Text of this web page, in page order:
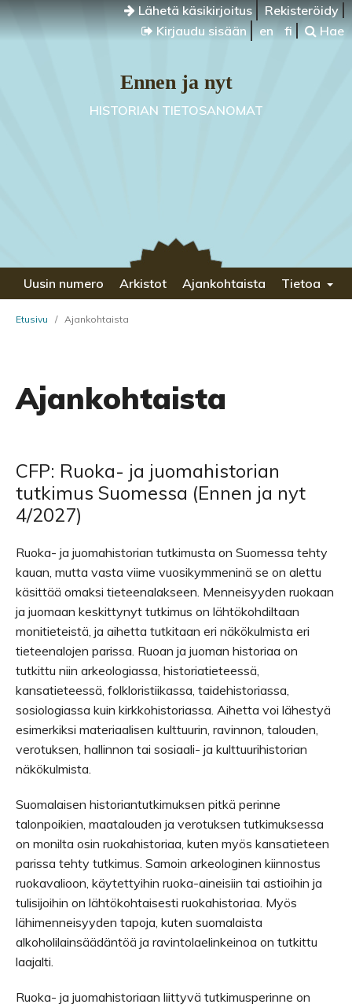
Lähetä käsikirjoitus
Rekisteröidy
Kirjaudu sisään
en fi Hae
Ennen ja nyt
HISTORIAN TIETOSANOMAT
Uusin numero Arkistot Ajankohtaista Tietoa
Etusivu / Ajankohtaista
Ajankohtaista
CFP: Ruoka- ja juomahistorian
tutkimus Suomessa (Ennen ja nyt
4/2027)
Ruoka- ja juomahistorian tutkimusta on Suomessa tehty
kauan, mutta vasta viime vuosikymmeninä se on alettu
käsittää omaksi tieteenalakseen. Menneisyyden ruokaan
ja juomaan keskittynyt tutkimus on lähtökohdiltaan
monitieteistä, ja aihetta tutkitaan eri näkökulmista eri
tieteenalojen parissa. Ruoan ja juoman historiaa on
tutkittu niin arkeologiassa, historiatieteessä,
kansatieteessä, folkloristiikassa, taidehistoriassa,
sosiologiassa kuin kirkkohistoriassa. Aihetta voi lähestyä
esimerkiksi materiaalisen kulttuurin, ravinnon, talouden,
verotuksen, hallinnon tai sosiaali- ja kulttuurihistorian
näkökulmista.
Suomalaisen historiantutkimuksen pitkä perinne
talonpoikien, maatalouden ja verotuksen tutkimuksessa
on monilta osin ruokahistoriaa, kuten myös kansatieteen
parissa tehty tutkimus. Samoin arkeologinen kiinnostus
ruokavalioon, käytettyihin ruoka-aineisiin tai astioihin ja
tulisijoihin on lähtökohtaisesti ruokahistoriaa. Myös
lähimenneisyyden tapoja, kuten suomalaista
alkoholilainsäädäntöä ja ravintolaelinkeinoa on tutkittu
laajalti.
Ruoka- ja juomahistoriaan liittyvä tutkimusperinne on